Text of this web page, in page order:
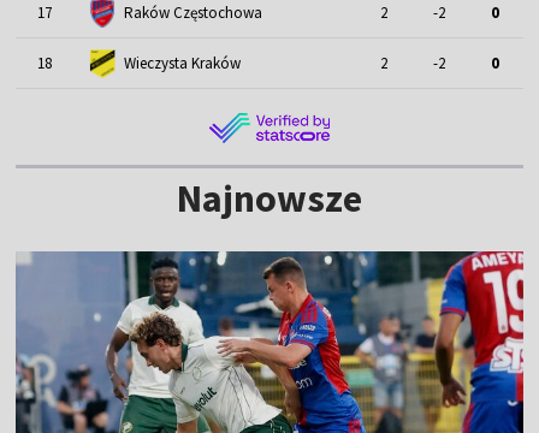
17 Raków Częstochowa 2 -2 0
18 Wieczysta Kraków 2 -2 0
Najnowsze